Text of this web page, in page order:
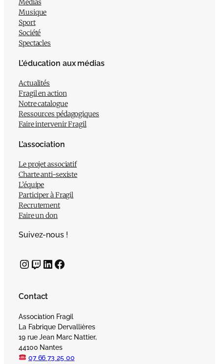
Médias
Musique
Sport
Société
Spectacles
L’éducation aux médias
Actualités
Fragil en action
Notre catalogue
Ressources pédagogiques
Faire intervenir Fragil
L’association
Le projet associatif
Charte anti-sexiste
L’équipe
Participer à Fragil
Recrutement
Faire un don
Suivez-nous !
InstagramTwitch LinkedIn Facebook
Contact
Association Fragil
La Fabrique Dervallières
19 rue Jean Marc Nattier,
44100 Nantes
07 66 73 25 00